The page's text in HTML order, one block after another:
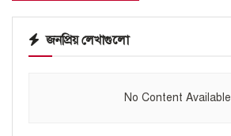
জনপ্রিয় লেখাগুলো
No Content Available